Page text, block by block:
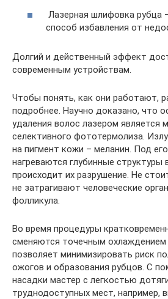
Лазерная шлифовка рубца
способ избавления от
Долгий и действенный эффект
современным устройствам.
Чтобы понять, как они работают,
подробнее. Научно доказано, что
удаления волос лазером является
селективного фототермолиза.
на пигмент кожи – меланин. Под
нагреваются глубинные структуры
происходит их разрушение. Не
не затрагивают человеческие
фолликула.
Во время процедуры
сменяются точечным охлаждением
позволяет минимизировать риск
ожогов и образования рубцов. С
насадки мастер с легкостью
труднодоступных мест, например,